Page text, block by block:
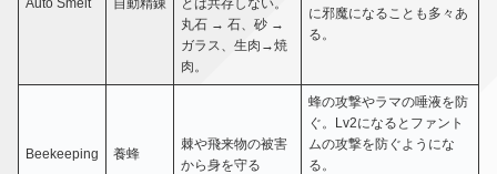
Auto Smelt 自動精錬
とは共存しない。
丸石 → 石、砂 →
ガラス、生肉→焼
肉。
に邪魔になることも多々あ
る。
Beekeeping 養蜂
棘や飛来物の被害
から身を守る
蜂の攻撃やラマの唾液を防
ぐ。Lv2になるとファント
ムの攻撃を防ぐようにな
る。